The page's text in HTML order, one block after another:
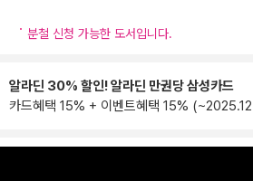
분철 신청 가능한 도서입니다.
알라딘 30% 할인! 알라딘 만권당 삼성카드
카드혜택 15% + 이벤트혜택 15%